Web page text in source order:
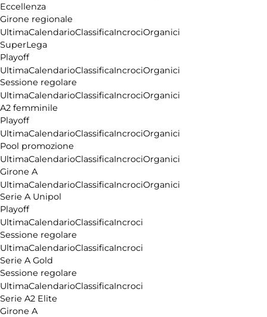
Eccellenza
Girone regionale
UltimaCalendarioClassificaIncrociOrganici
SuperLega
Playoff
UltimaCalendarioClassificaIncrociOrganici
Sessione regolare
UltimaCalendarioClassificaIncrociOrganici
A2 femminile
Playoff
UltimaCalendarioClassificaIncrociOrganici
Pool promozione
UltimaCalendarioClassificaIncrociOrganici
Girone A
UltimaCalendarioClassificaIncrociOrganici
Serie A Unipol
Playoff
UltimaCalendarioClassificaIncroci
Sessione regolare
UltimaCalendarioClassificaIncroci
Serie A Gold
Sessione regolare
UltimaCalendarioClassificaIncroci
Serie A2 Elite
Girone A